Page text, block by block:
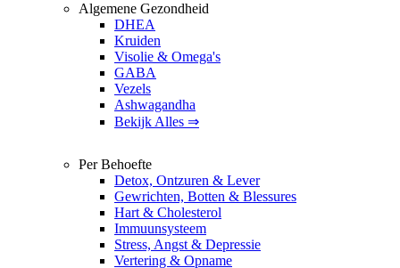
Algemene Gezondheid
DHEA
Kruiden
Visolie & Omega's
GABA
Vezels
Ashwagandha
Bekijk Alles ⇒
Per Behoefte
Detox, Ontzuren & Lever
Gewrichten, Botten & Blessures
Hart & Cholesterol
Immuunsysteem
Stress, Angst & Depressie
Vertering & Opname